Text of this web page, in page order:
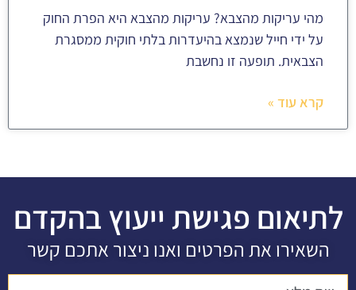
מהי עריקות מהצבא? עריקות מהצבא היא הפרת החוק
על ידי חייל שנמצא בהיעדרות בלתי חוקית ממסגרת
הצבאית. תופעה זו נחשבת
קרא עוד »
לתיאום פגישת ייעוץ בהקדם
השאירו את הפרטים ואנו ניצור אתכם קשר